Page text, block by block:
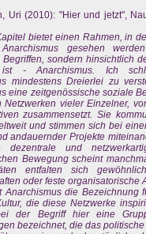
Uri (2010): "Hier und jetzt",
bietet einen Rahmen, in
gesehen
sondern hinsichtlich
ist - Anarchismus. Ich
mindestens Dreierlei zu
eine zeitgenössische soziale
Netzwerken vieler Einzelner,
zusammensetzt. Sie
und stimmen sich bei
andauernder Projekte
dezentrale und
Bewegung scheint
entfalten sich
oder feste organisatorische
Anarchismus die Bezeichnung
die diese Netzwerke
der Begriff hier eine
bezeichnet, die das